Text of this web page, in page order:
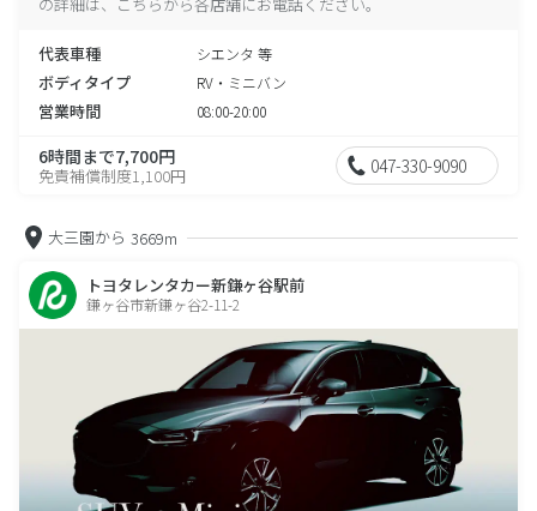
代表車種 シエンタ 等
ボディタイプ RV・ミニバン
営業時間 08:00-20:00
6時間まで7,700円
免責補償制度1,100円 047-330-9090
大三園から 3669m
トヨタレンタカー新鎌ヶ谷駅前
鎌ヶ谷市新鎌ヶ谷2-11-2